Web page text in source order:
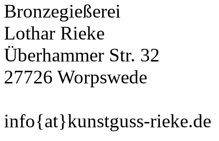
Bronzegießerei
Lothar Rieke
Überhammer Str. 32
27726 Worpswede
info{at}kunstguss-rieke.de